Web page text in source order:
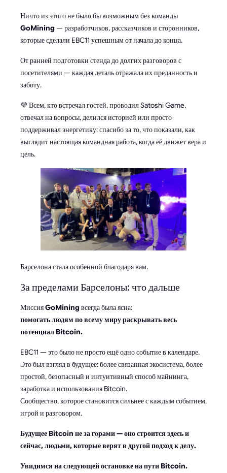
Ничто из этого не было бы возможным без команды
GoMining— разработчиков, рассказчиков и сторонников,
которые сделали EBC11 успешным от начала до конца.
От ранней подготовки стенда до долгих разговоров с
посетителями — каждая деталь отражала их преданность и
заботу.
💜 Всем, кто встречал гостей, проводил Satoshi Game,
отвечал на вопросы, делился историей или просто
поддерживал энергетику: спасибо за то, что показали, как
выглядит настоящая командная работа, когда её движет вера и
цель.
Барселона стала особенной благодаря вам.
За пределами Барселоны: что дальше
МиссияGoMiningвсегда была ясна:
помогать людям по всему миру раскрывать весь
потенциал Bitcoin.
EBC11 — это было не просто ещё одно событие в календаре.
Это был взгляд в будущее: более связанная экосистема, более
простой, безопасный и интуитивный способ майнинга,
заработка и использования Bitcoin.
Сообщество, которое становится сильнее с каждым событием,
игрой и разговором.
Будущее Bitcoin не за горами — оно строится здесь и
сейчас, людьми, которые верят в другой подход к делу.
Увидимся на следующей остановке на пути Bitcoin.